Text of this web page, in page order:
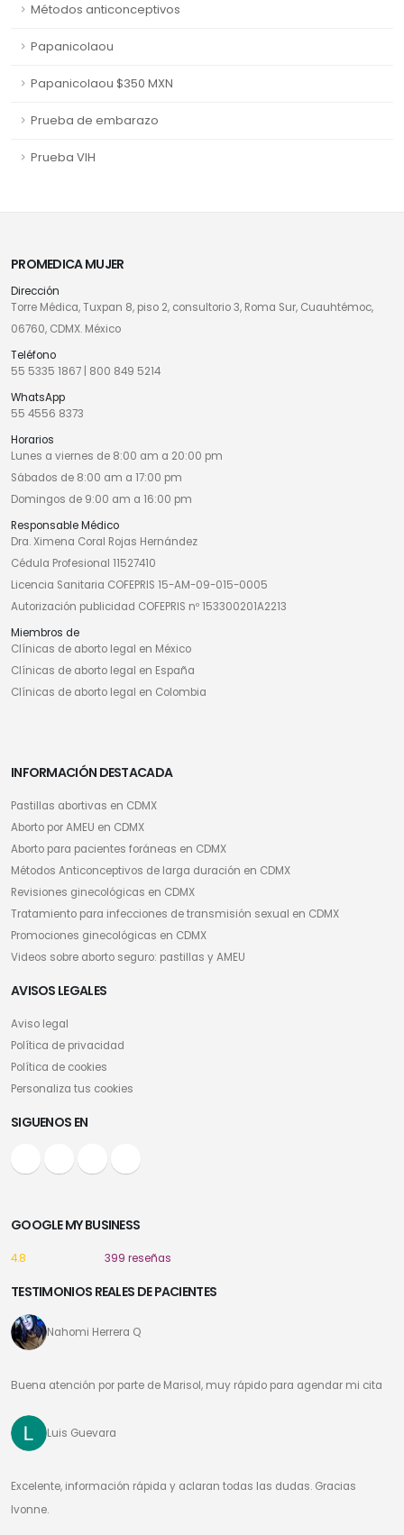
Métodos anticonceptivos
Papanicolaou
Papanicolaou $350 MXN
Prueba de embarazo
Prueba VIH
PROMEDICA MUJER
Dirección
Torre Médica, Tuxpan 8, piso 2, consultorio 3, Roma Sur, Cuauhtémoc,
06760, CDMX. México
Teléfono
55 5335 1867
800 849 5214
WhatsApp
55 4556 8373
Horarios
Lunes a viernes de 8:00 am a 20:00 pm
Sábados de 8:00 am a 17:00 pm
Domingos de 9:00 am a 16:00 pm
Responsable Médico
Dra. Ximena Coral Rojas Hernández
Cédula Profesional 11527410
Licencia Sanitaria COFEPRIS 15-AM-09-015-0005
Autorización publicidad COFEPRIS nº 153300201A2213
Miembros de
Clínicas de aborto legal en México
Clínicas de aborto legal en España
Clínicas de aborto legal en Colombia
INFORMACIÓN DESTACADA
Pastillas abortivas en CDMX
Aborto por AMEU en CDMX
Aborto para pacientes foráneas en CDMX
Métodos Anticonceptivos de larga duración en CDMX
Revisiones ginecológicas en CDMX
Tratamiento para infecciones de transmisión sexual en CDMX
Promociones ginecológicas en CDMX
Videos sobre aborto seguro: pastillas y AMEU
AVISOS LEGALES
Aviso legal
Política de privacidad
Política de cookies
Personaliza tus cookies
SIGUENOS EN
GOOGLE MY BUSINESS
4.8 399 reseñas
TESTIMONIOS REALES DE PACIENTES
Nahomi Herrera Q
Buena atención por parte de Marisol, muy rápido para agendar mi cita
Luis Guevara
Excelente, información rápida y aclaran todas las dudas. Gracias
Ivonne.